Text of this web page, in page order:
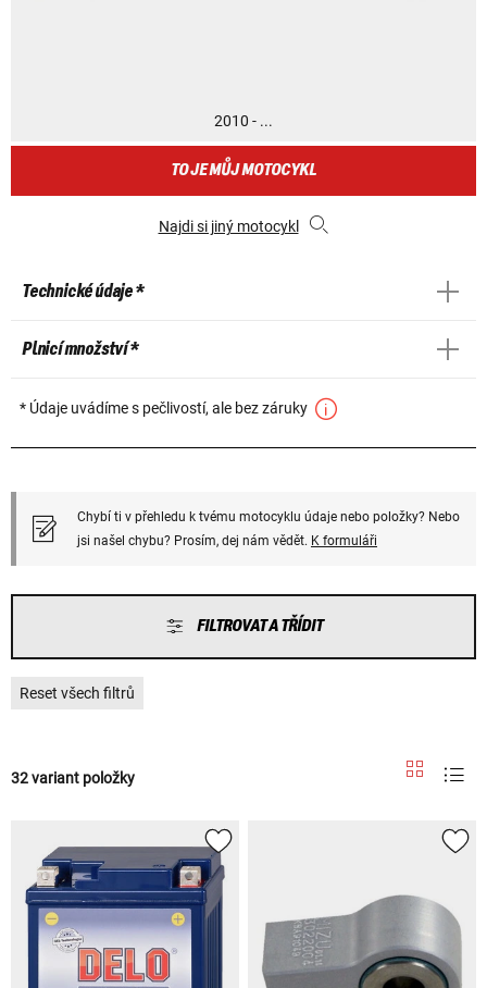
2010 - ...
TO JE MŮJ MOTOCYKL
Najdi si jiný motocykl
Technické údaje *
Plnicí množství *
* Údaje uvádíme s pečlivostí, ale bez záruky
Chybí ti v přehledu k tvému motocyklu údaje nebo položky? Nebo
jsi našel chybu? Prosím, dej nám vědět. K formuláři
FILTROVAT A TŘÍDIT
Reset všech filtrů
32 variant položky